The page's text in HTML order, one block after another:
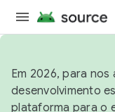
Em 2026, para
desenvolvimento
plataforma para o